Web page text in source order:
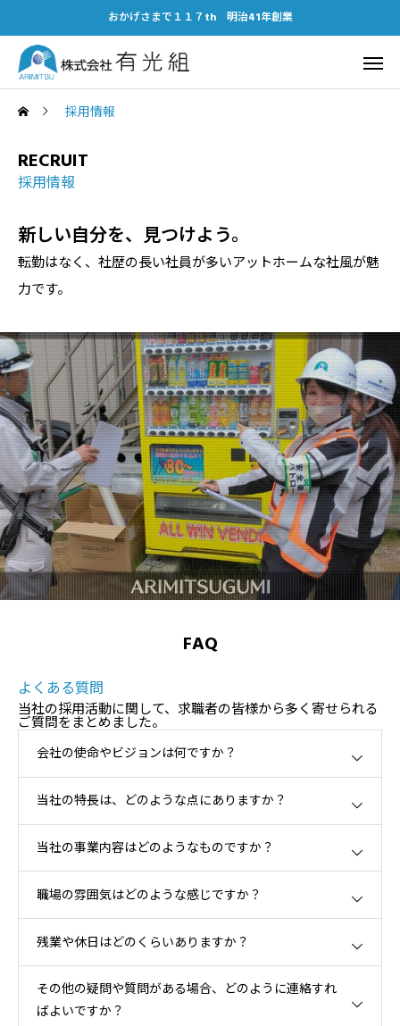
おかげさまで１１７th 明治41年創業
採用情報
RECRUIT
採用情報
新しい自分を、見つけよう。
転勤はなく、社歴の長い社員が多いアットホームな社風が魅
力です。
FAQ
よくある質問
当社の採用活動に関して、求職者の皆様から多く寄せられる
ご質問をまとめました。
会社の使命やビジョンは何ですか？
当社の特長は、どのような点にありますか？
当社の事業内容はどのようなものですか？
職場の雰囲気はどのような感じですか？
残業や休日はどのくらいありますか？
その他の疑問や質問がある場合、どのように連絡すれ
ばよいですか？